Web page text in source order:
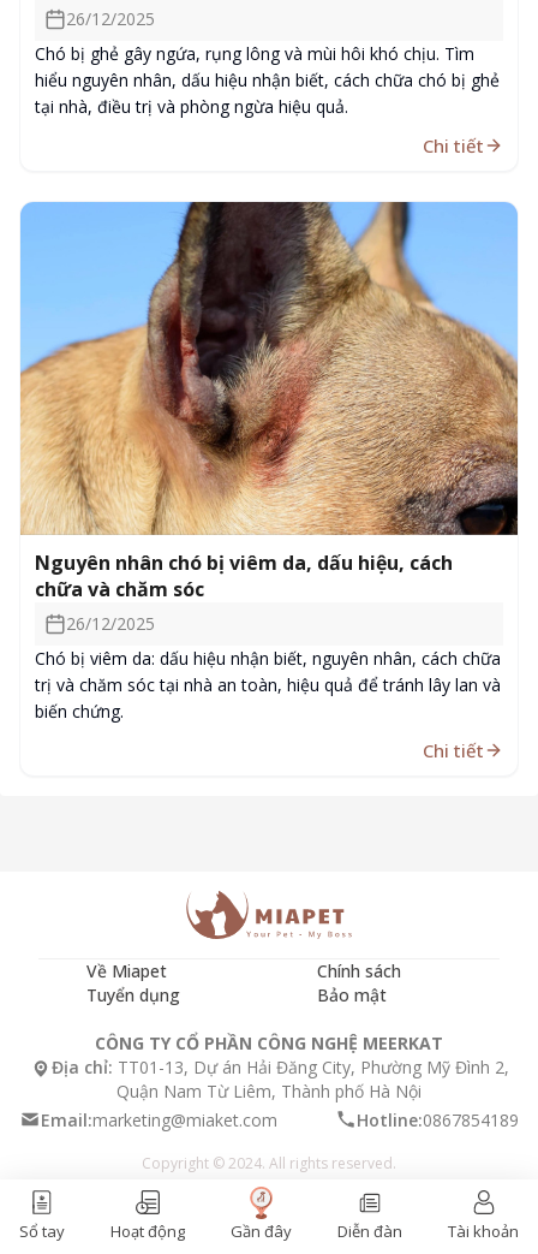
26/12/2025
Chó bị ghẻ gây ngứa, rụng lông và mùi hôi khó chịu. Tìm
hiểu nguyên nhân, dấu hiệu nhận biết, cách chữa chó bị ghẻ
tại nhà, điều trị và phòng ngừa hiệu quả.
Chi tiết
Nguyên nhân chó bị viêm da, dấu hiệu, cách
chữa và chăm sóc
26/12/2025
Chó bị viêm da: dấu hiệu nhận biết, nguyên nhân, cách chữa
trị và chăm sóc tại nhà an toàn, hiệu quả để tránh lây lan và
biến chứng.
Chi tiết
Về Miapet
Chính sách
Tuyển dụng
Bảo mật
CÔNG TY CỔ PHẦN CÔNG NGHỆ MEERKAT
Địa chỉ: TT01-13, Dự án Hải Đăng City, Phường Mỹ Đình 2,
Quận Nam Từ Liêm, Thành phố Hà Nội
Email:marketing@miaket.com Hotline:0867854189
Copyright © 2024. All rights reserved.
Sổ tay Hoạt động Gần đây Diễn đàn Tài khoản